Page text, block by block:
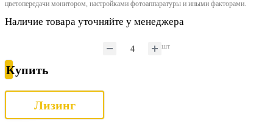
цветопередачи монитором, настройками фотоаппаратуры и иными факторами.
Наличие товара уточняйте у менеджера
шт
Купить
Лизинг